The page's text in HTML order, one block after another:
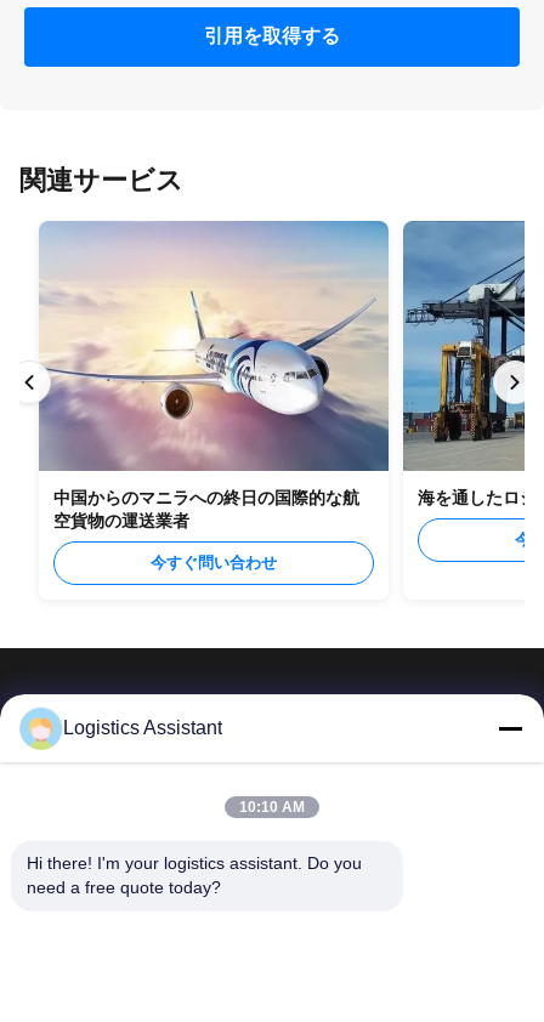
引用を取得する
関連サービス
中国からのマニラへの終日の国際的な航
空貨物の運送業者
今すぐ問い合わせ
海を通したロシ
今
私たちを選べば、決して忘れられない体験を
簡単なリンク 連絡 ください
Logistics Assistant
10:10 AM
Hi there! I'm your logistics assistant. Do you
need a free quote today?